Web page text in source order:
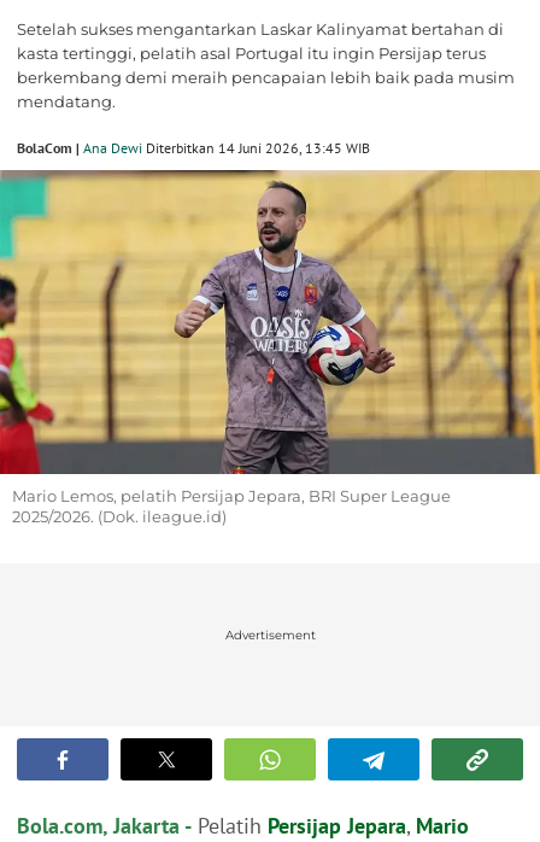
Setelah sukses mengantarkan Laskar Kalinyamat bertahan di
kasta tertinggi, pelatih asal Portugal itu ingin Persijap terus
berkembang demi meraih pencapaian lebih baik pada musim
mendatang.
BolaCom | Ana Dewi Diterbitkan 14 Juni 2026, 13:45 WIB
Mario Lemos, pelatih Persijap Jepara, BRI Super League
2025/2026. (Dok. ileague.id)
Advertisement
Bola.com, Jakarta - Pelatih Persijap Jepara, Mario